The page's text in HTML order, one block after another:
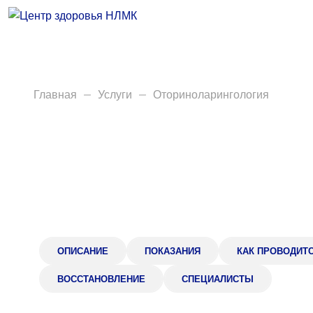
Анализы
Главная Услуги Оториноларингология
ОПИСАНИЕ ПОКАЗАНИЯ КАК
ВОССТАНОВЛЕНИЕ СПЕЦИАЛИСТЫ